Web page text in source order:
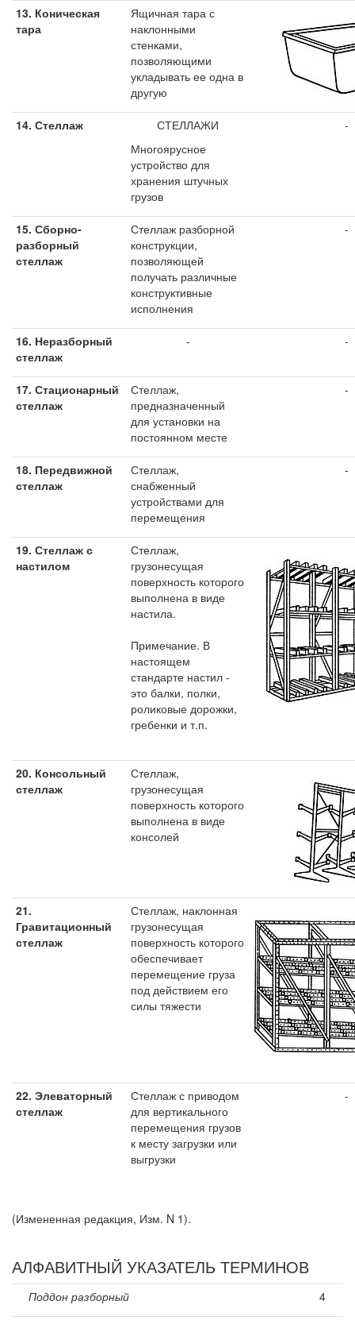
13. Коническая
тара
Ящичная тара с
наклонными
стенками,
позволяющими
укладывать ее одна в
другую
14. Стеллаж
СТЕЛЛАЖИ
Многоярусное
устройство для
хранения штучных
грузов
-
15. Сборно-
разборный
стеллаж
Стеллаж разборной
конструкции,
позволяющей
получать различные
конструктивные
исполнения
-
16. Неразборный
стеллаж
- -
17. Стационарный
стеллаж
Стеллаж,
предназначенный
для установки на
постоянном месте
-
18. Передвижной
стеллаж
Стеллаж,
снабженный
устройствами для
перемещения
-
19. Стеллаж с
настилом
Стеллаж,
грузонесущая
поверхность которого
выполнена в виде
настила.
Примечание. В
настоящем
стандарте настил -
это балки, полки,
роликовые дорожки,
гребенки и т.п.
20. Консольный
стеллаж
Стеллаж,
грузонесущая
поверхность которого
выполнена в виде
консолей
21.
Гравитационный
стеллаж
Стеллаж, наклонная
грузонесущая
поверхность которого
обеспечивает
перемещение груза
под действием его
силы тяжести
22. Элеваторный
стеллаж
Стеллаж с приводом
для вертикального
перемещения грузов
к месту загрузки или
выгрузки
-
(Измененная редакция, Изм. N 1).
АЛФАВИТНЫЙ УКАЗАТЕЛЬ ТЕРМИНОВ
Поддон разборный 4